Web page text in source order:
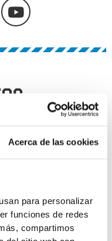
Acerca de las cookies
para personalizar
funciones de redes
compartimos